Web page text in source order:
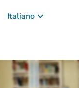
Italiano keyboard_arrow_down